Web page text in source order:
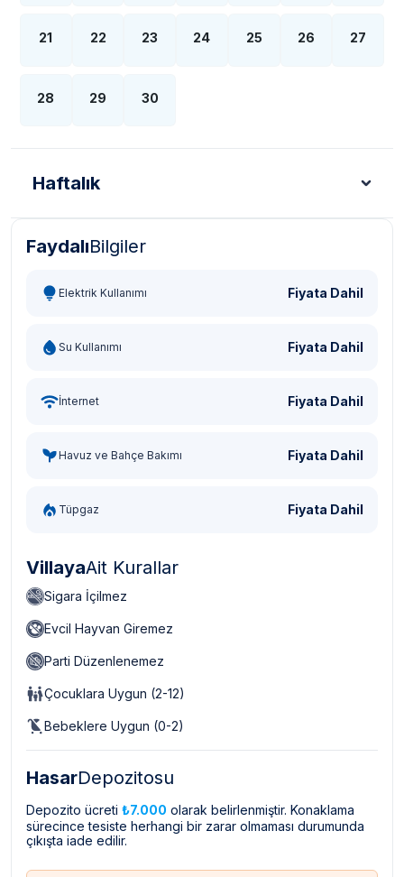
21 22 23 24 25 26 27
28 29 30
Haftalık
Türk Lirası - TL
FaydalıBilgiler
Elektrik Kullanımı Fiyata Dahil
Su Kullanımı Fiyata Dahil
İnternet Fiyata Dahil
Havuz ve Bahçe Bakımı Fiyata Dahil
Tüpgaz Fiyata Dahil
VillayaAit Kurallar
Sigara İçilmez
Evcil Hayvan Giremez
Parti Düzenlenemez
Çocuklara Uygun (2-12)
Bebeklere Uygun (0-2)
HasarDepozitosu
Depozito ücreti ₺7.000 olarak belirlenmiştir. Konaklama
sürecince tesiste herhangi bir zarar olmaması durumunda
çıkışta iade edilir.